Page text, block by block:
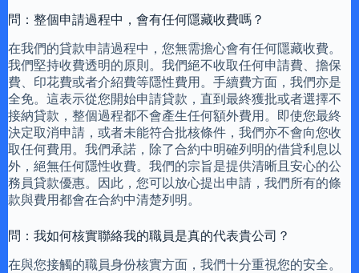
問：整個申請過程中，會有任何隱藏收費嗎？
在我們的貸款申請過程中，您無需擔心會有任何隱藏收費。
我們堅持收費透明的原則。我們絕不收取任何申請費、擔保
費、印花費或者介紹費等隱性費用。手續費方面，我們亦是
全免。這表示從您開始申請貸款，直到最終獲批或者選擇不
接納貸款，整個過程都不會產生任何額外費用。即使您最終
決定取消申請，或者未能符合批核條件，我們亦不會向您收
取任何費用。我們承諾，除了合約中明確列明的借貸利息以
外，絕無任何隱性收費。我們的宗旨是提供清晰且安心的公
務員貸款優惠。因此，您可以放心提出申請，我們所有的條
款與費用都會在合約中清楚列明。
問：我如何核實聯絡我的職員是真的代表貴公司？
在與您接觸的職員身份核實方面，我們十分重視您的安全。